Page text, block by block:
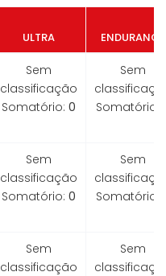
ULTRA ENDURANCE
Sem
classificação
Somatório: 0
Sem
Somatório:
Sem
classificação
Somatório: 0
Sem
Somatório:
Sem
classificação
Sem